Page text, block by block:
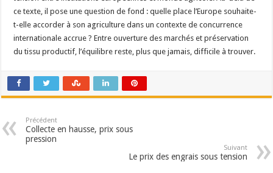
ce texte, il pose une question de fond : quelle place l’Europe souhaite-
t-elle accorder à son agriculture dans un contexte de concurrence
internationale accrue ? Entre ouverture des marchés et préservation
du tissu productif, l’équilibre reste, plus que jamais, difficile à trouver.
Précédent
Collecte en hausse, prix sous
pression
Suivant
Le prix des engrais sous tension